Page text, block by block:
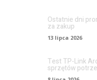
Ostatnie dni
za zakup
13 lipca 2026
Test TP-Link
sprzętów